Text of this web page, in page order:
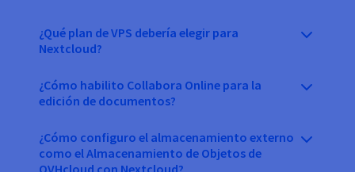
¿Qué plan de VPS debería elegir para
Nextcloud?
¿Cómo habilito Collabora Online para la
edición de documentos?
¿Cómo configuro el almacenamiento externo
como el Almacenamiento de Objetos de